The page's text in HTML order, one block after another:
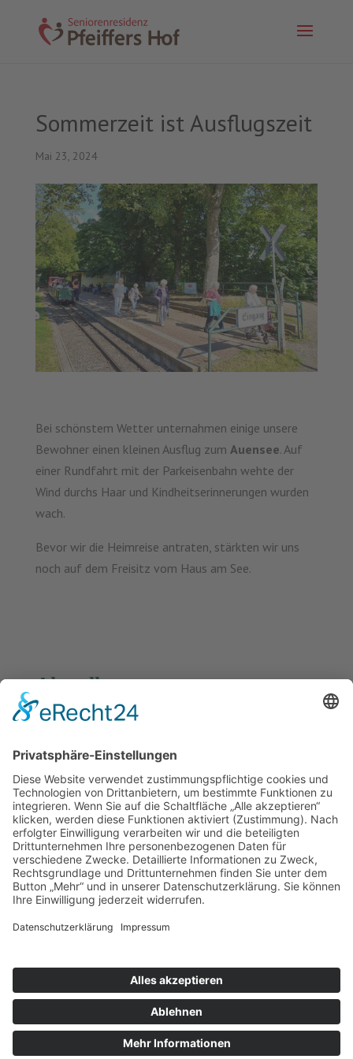
Sommerzeit ist Ausflugszeit
Mai 23, 2024
Bei schönstem Wetter unternahmen einige unsere
Bewohner einen kleinen Ausflug zum Auensee. Auf
einer Rundfahrt mit der Parkeisenbahn wehte der
Wind durchs Haar und Kindheitserinnerungen wurden
wach.
Bevor wir die Heimreise antraten, stärkten wir uns
noch auf dem Freisitz vom Haus am See.
Aktuelles
Frauentagsfahrt nach Bad Schmiedeberg
Neujahrskonzert mit Carlos Sanchez
Heiligabend nicht allein
„Warten auf Weihnacht“
Besuch der Modellbahnausstellung
Gemeinsames Singen mit Torsten Adrian
Frank´s Musike
© 2024 Seniorenresidenz Pfeiffer Hof |